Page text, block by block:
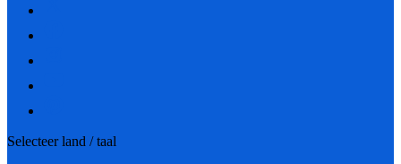
Selecteer land / taal